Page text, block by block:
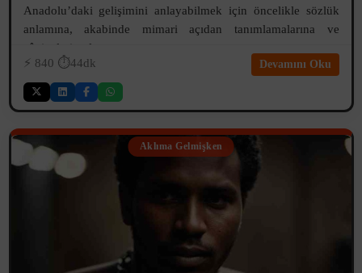
Anadolu’daki gelişimini anlayabilmek için öncelikle sözlük
anlamına, akabinde mimari açıdan tanımlamalarına ve
zâviyelerin oluşum...
⚡️ 840 ⏱️44dk Devamını Oku
Aklıma Gelmişken